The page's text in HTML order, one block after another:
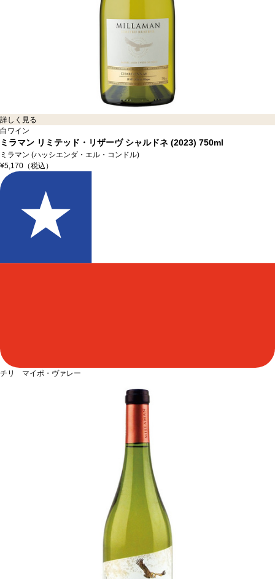
詳しく見る
白ワイン
ミラマン リミテッド・リザーヴ シャルドネ (2023) 750ml
ミラマン (ハッシエンダ・エル・コンドル)
¥5,170 （税込）
チリ マイポ・ヴァレー